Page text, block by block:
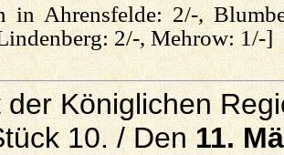
in Ahrensfelde: 2/-,
2/-, Mehrow: 1/-]
der Königlichen
10. / Den11.